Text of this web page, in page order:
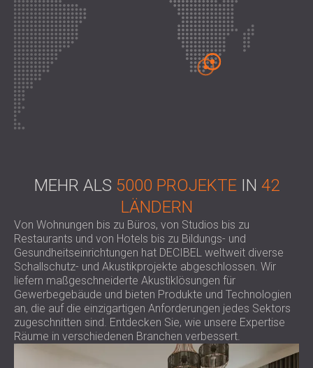
SCHAUMABSORBER, BASSFALLEN UND
DIFFUSOREN
AKUSTIKPLATTEN UND
SCHALLABSORBIERENDE PLATTEN
BLOG
FORSCHUNG UND ENTWICKLUNG
NEWS
VIDEO
ANWENDUNGEN
SCHALLSCHUTZ UND AKUSTIK FÜR
WOHNGEBÄUDE
SCHALLSCHUTZ UND AKUSTIK FÜR
SCHALLSCHUTZ UND AKUSTIK FÜR
PROFESSIONELLE STUDIOS
SCHALLSCHUTZ UND AKUSTIK FÜR
LABORE UND PRÜFEINRICHTUNGEN
SCHALLSCHUTZ UND AKUSTIK FÜR
RESTAURANTS UND CLUBS
SCHALLSCHUTZ UND
AKUSTIKLÖSUNGEN FÜR HOTELS
SCHALLSCHUTZ UND AKUSTIK FÜR
HALLEN
SCHALLDÄMMUNG UND
SERVICES
AKUSTIK BERATUNG
PROJEKTE
DOWNLOADBEREICH
ÖSTERREICH (AT)
БЪЛГАРИЯ (BG)
GREAT BRITAIN (GB)
DEUTSCHLAND (DE)
SRBIJA (RS)
ROMÂNIA (RO)
POLAND (PL)
FINLAND (FI)
SUCHE
MEHR ALS 5000 PROJEKTEIN 42
LÄNDERN
Von Wohnungen bis zu Büros, von Studios bis zu
Restaurants und von Hotels bis zu Bildungs- und
Gesundheitseinrichtungen hat DECIBEL weltweit diverse
Schallschutz- und Akustikprojekte abgeschlossen. Wir
liefern maßgeschneiderte Akustiklösungen für
Gewerbegebäude und bieten Produkte und Technologien
an, die auf die einzigartigen Anforderungen jedes Sektors
zugeschnitten sind. Entdecken Sie, wie unsere Expertise
Räume in verschiedenen Branchen verbessert.